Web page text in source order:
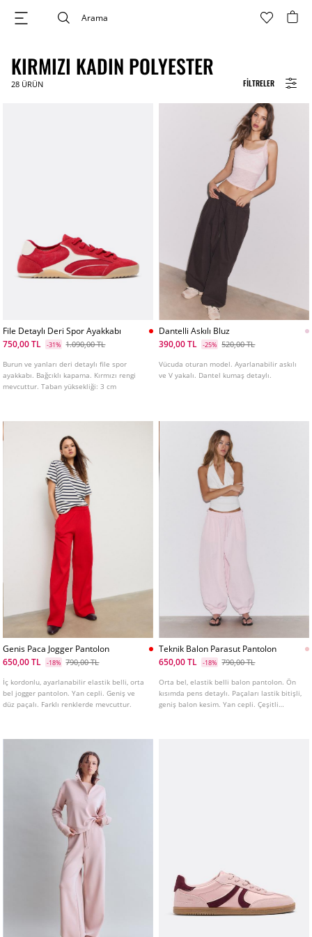
FILTRELER
KIRMIZI KADIN POLYESTER
28 ÜRÜN
File Detaylı Deri Spor Ayakkabı
750,00 TL
-31% 1.090,00 TL
Burun ve yanları deri detaylı file spor
ayakkabı. Bağcıklı kapama. Kırmızı rengi
mevcuttur. Taban yüksekliği: 3 cm
Dantelli Askılı Bluz
390,00 TL
-25% 520,00 TL
Vücuda oturan model. Ayarlanabilir askılı
ve V yakalı. Dantel kumaş detaylı.
Genis Paca Jogger Pantolon
650,00 TL
-18% 790,00 TL
İç kordonlu, ayarlanabilir elastik belli, orta
bel jogger pantolon. Yan cepli. Geniş ve
düz paçalı. Farklı renklerde mevcuttur.
Teknik Balon Parasut Pantolon
650,00 TL
-18% 790,00 TL
Orta bel, elastik belli balon pantolon. Ön
kısımda pens detaylı. Paçaları lastik bitişli,
geniş balon kesim. Yan cepli. Çeşitli